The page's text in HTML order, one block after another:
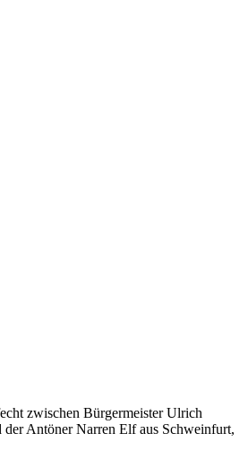
zwischen Bürgermeister Ulrich
Antöner Narren Elf aus Schweinfurt,